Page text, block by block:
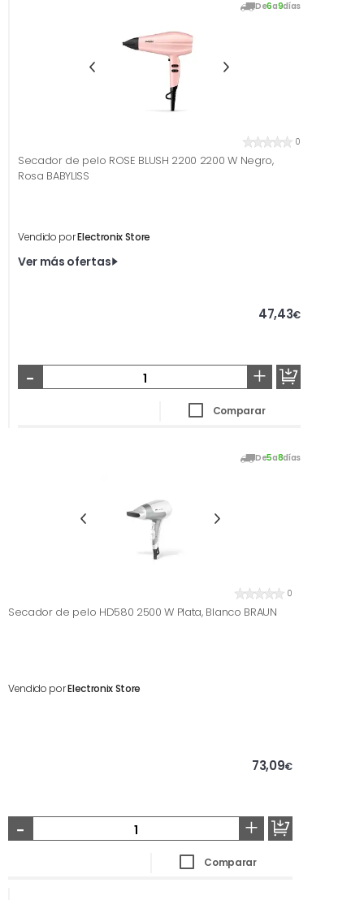
De6a9días
0
Secador de pelo ROSE BLUSH 2200 2200 W Negro,
Rosa BABYLISS
Vendido porElectronix Store
Ver más ofertas
47,43€
- +
Comparar
De5a8días
0
Secador de pelo HD580 2500 W Plata, Blanco BRAUN
Vendido porElectronix Store
73,09€
- +
Comparar